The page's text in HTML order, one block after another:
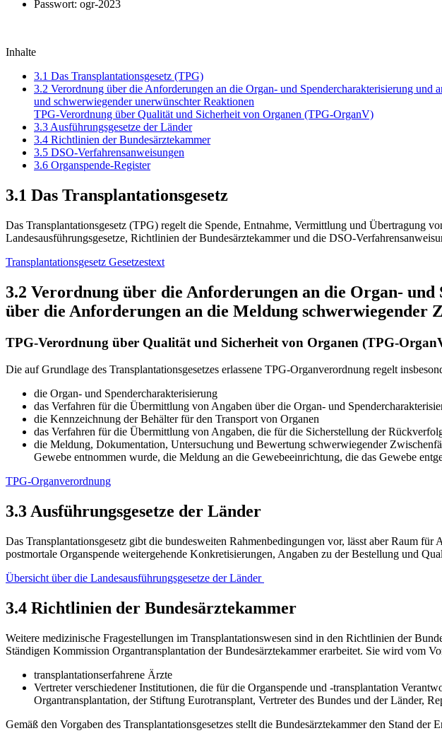
Passwort: ogr-2023
Inhalte
3.1 Das Transplantationsgesetz (TPG)
3.2 Verordnung über die Anforderungen an die Organ- und Spendercharakterisierung
und schwerwiegender unerwünschter Reaktionen
TPG-Verordnung über Qualität und Sicherheit von Organen (TPG-OrganV)
3.3 Ausführungsgesetze der Länder
3.4 Richtlinien der Bundesärztekammer
3.5 DSO-Verfahrensanweisungen
3.6 ​Organspende-Register​
3.1 Das Transplantationsgesetz
Das Transplantationsgesetz (TPG) regelt die Spende, Entnahme, Vermittlung und Übertragung
Landesausführungsgesetze, Richtlinien der Bundesärztekammer und die DSO-
Transplantationsgesetz Gesetzestext
3.2 Verordnung über die Anforderungen an die Organ-
über die Anforderungen an die Meldung schwerwiegender
TPG-Verordnung über Qualität und Sicherheit von Organen (TPG-
Die auf Grundlage des Transplantationsgesetzes erlassene TPG-Organverordnung regelt
die Organ- und Spendercharakterisierung
das Verfahren für die Übermittlung von Angaben über die Organ- und
die Kennzeichnung der Behälter für den Transport von Organen
das Verfahren für die Übermittlung von Angaben, die für die Sicherstellung der
die Meldung, Dokumentation, Untersuchung und Bewertung schwerwiegender
Gewebe entnommen wurde, die Meldung an die Gewebeeinrichtung, die das Gewebe
TPG-Organverordnung
3.3 Ausführungsgesetze der Länder
Das Transplantationsgesetz gibt die bundesweiten Rahmenbedingungen vor, lässt aber Raum
postmortale Organspende weitergehende Konkretisierungen, Angaben zu der Bestellung und
Übersicht über die Landesausführungsgesetze der Länder
3.4 Richtlinien der Bundesärztekammer
Weitere medizinische Fragestellungen im Transplantationswesen sind in den Richtlinien der
Ständigen Kommission Organtransplantation der Bundesärztekammer erarbeitet. Sie wird vom
transplantationserfahrene Ärzte
Vertreter verschiedener Institutionen, die für die Organspende und -transplantation
Organtransplantation, der Stiftung Eurotransplant, Vertreter des Bundes und der Länder,
Gemäß den Vorgaben des Transplantationsgesetzes stellt die Bundesärztekammer den Stand